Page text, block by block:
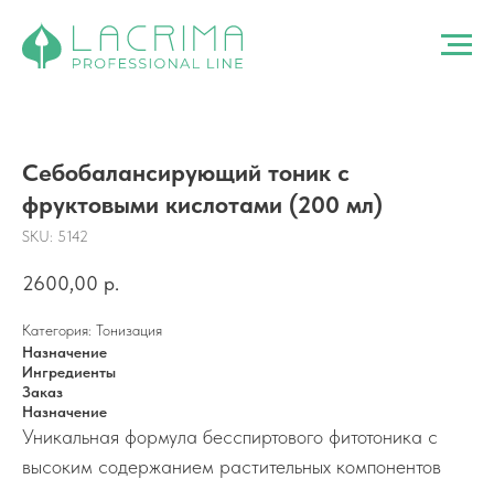
Себобалансирующий тоник с
фруктовыми кислотами (200 мл)
SKU: 5142
2600,00 р.
Категория: Тонизация
Назначение
Ингредиенты
Заказ
Назначение
Уникальная формула бесспиртового фитотоника с
высоким содержанием растительных компонентов